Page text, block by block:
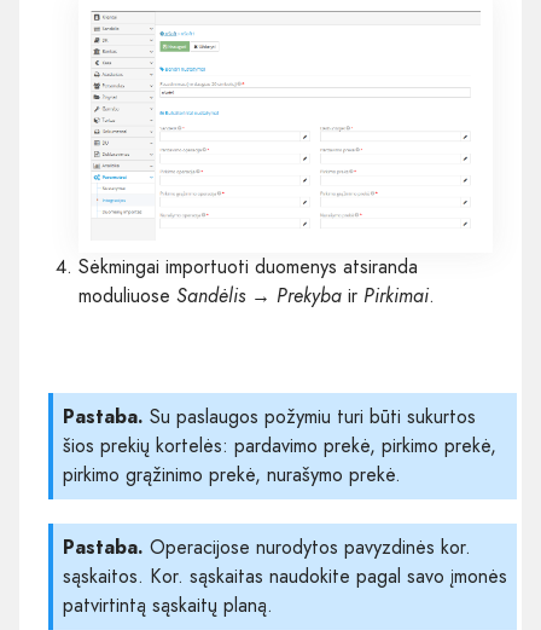
Sėkmingai importuoti duomenys atsiranda
moduliuose Sandėlis → Prekyba ir Pirkimai.
Pastaba. Su paslaugos požymiu turi būti sukurtos
šios prekių kortelės: pardavimo prekė, pirkimo prekė,
pirkimo grąžinimo prekė, nurašymo prekė.
Pastaba. Operacijose nurodytos pavyzdinės kor.
sąskaitos. Kor. sąskaitas naudokite pagal savo įmonės
patvirtintą sąskaitų planą.